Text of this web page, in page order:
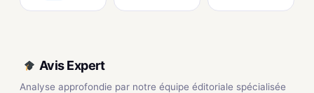
Avis Expert
Analyse approfondie par notre équipe éditoriale spécialisée